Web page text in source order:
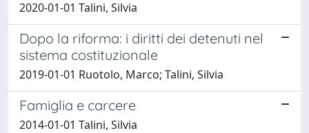
2020-01-01 Talini, Silvia
Dopo la riforma: i diritti dei detenuti nel
sistema costituzionale
2019-01-01 Ruotolo, Marco; Talini, Silvia
Famiglia e carcere
2014-01-01 Talini, Silvia